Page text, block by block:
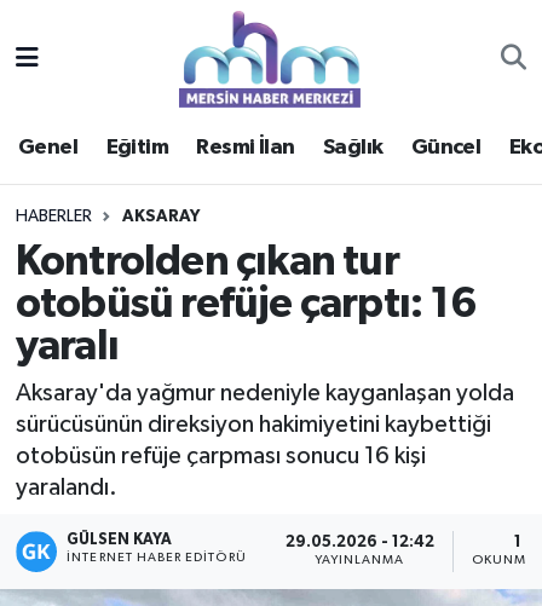
Genel Eğitim Resmi İlan Sağlık Güncel
HABERLER AKSARAY
Kontrolden çıkan tur
otobüsü refüje çarptı: 16
yaralı
Aksaray'da yağmur nedeniyle kayganlaşan yolda
sürücüsünün direksiyon hakimiyetini kaybettiği
otobüsün refüje çarpması sonucu 16 kişi
yaralandı.
GÜLSEN KAYA
İNTERNET HABER EDITÖRÜ
29.05.2026 - 12:42
YAYINLANMA OKUNMA
Çevre
Eğitim
Ekonomi
Genel
Güncel
Haberde insan
Magazin
Mersin Hava Durumu
Mersin Trafik Yoğunluk Haritası
Süper Lig Puan Durumu ve Fikstür
Tüm Manşetler
Son Dakika Haberleri
Haber Arşivi